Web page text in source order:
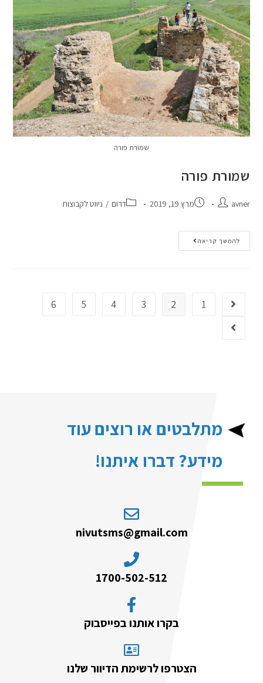
שמורת פורה
שמורת פורה
avner מרץ 19, 2019 דרום / ניווט לקבוצות
להמשך קריאה
1
2
3
4
5
6
מתלבטים או רוצים עוד
מידע? דברו איתנו!
nivutsms@gmail.com
1700-502-512
בקרו אותנו בפייסבוק
הצטרפו לרשימת הדיוור שלנו